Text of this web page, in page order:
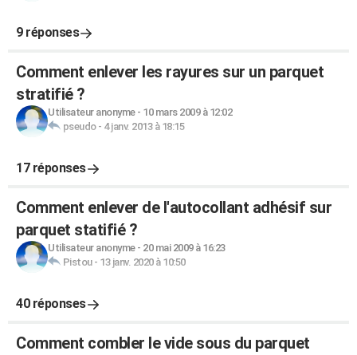
9 réponses
Comment enlever les rayures sur un parquet
stratifié ?
Utilisateur anonyme- 10 mars 2009 à 12:02
pseudo- 4 janv. 2013 à 18:15
17 réponses
Comment enlever de l'autocollant adhésif sur
parquet statifié ?
Utilisateur anonyme- 20 mai 2009 à 16:23
Pistou- 13 janv. 2020 à 10:50
40 réponses
Comment combler le vide sous du parquet